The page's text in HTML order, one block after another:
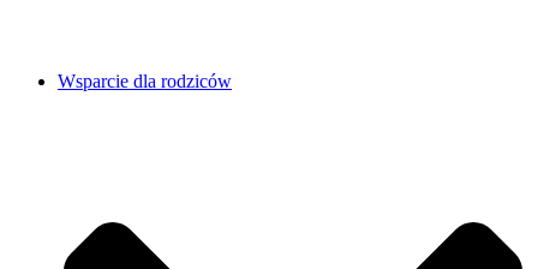
Wsparcie dla rodziców